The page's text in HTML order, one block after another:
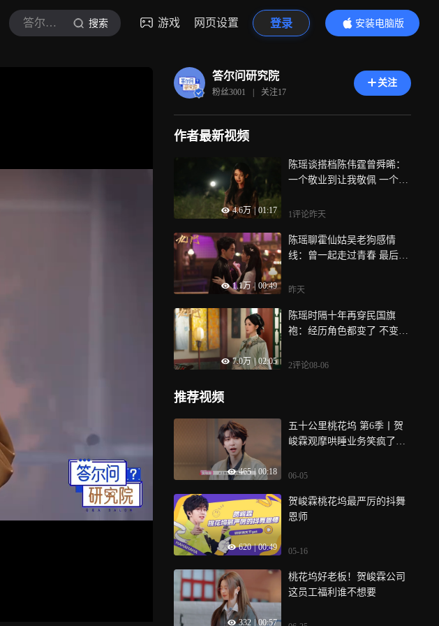
答尔问研究院 搜索 游戏 网页设置 登录
安装电脑版
内容更精彩
答尔问研究院
粉丝3001 | 关注17
关注
作者最新视频
4.6万 | 01:17
陈瑶谈搭档陈伟霆曾舜晞：
一个敬业到让我敬佩 一个能
1评论昨天
1.1万 | 00:49
陈瑶聊霍仙姑吴老狗感情
线：曾一起走过青春 最后败
昨天
7.0万 | 02:05
陈瑶时隔十年再穿民国旗
袍：经历角色都变了 不变的
2评论08-06
推荐视频
465 | 00:18
五十公里桃花坞 第6季丨贺
峻霖观摩哄睡业务笑疯了！
06-05
620 | 00:49
贺峻霖桃花坞最严厉的抖舞
恩师
05-16
332 00:57
桃花坞好老板！贺峻霖公司
这员工福利谁不想要